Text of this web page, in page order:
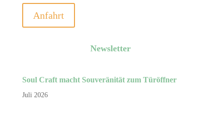
Anfahrt
Newsletter
Soul Craft macht Souveränität zum Türöffner
Juli 2026